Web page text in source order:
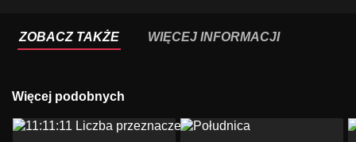
ZOBACZ TAKŻE WIĘCEJ INFORMACJI
Więcej podobnych